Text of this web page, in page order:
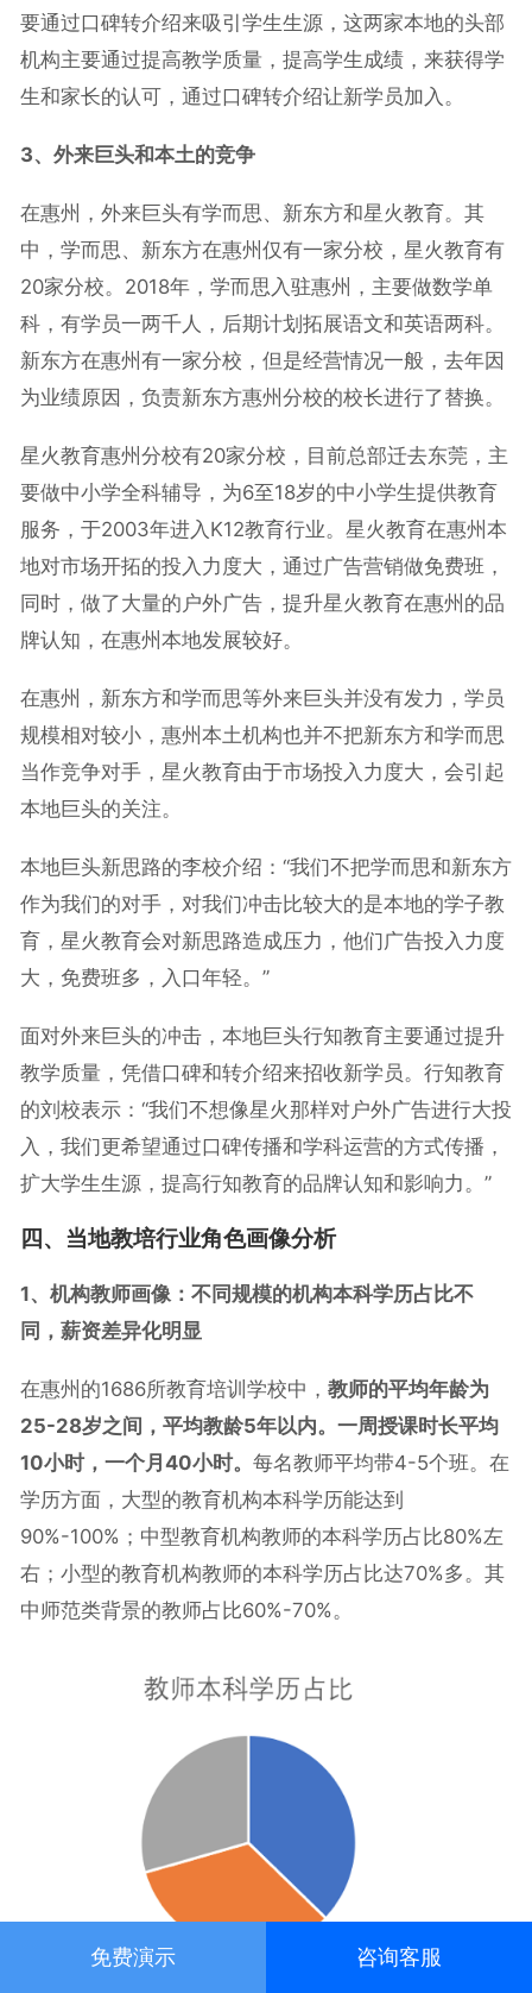
要通过口碑转介绍来吸引学生生源，这两家本地的头部
机构主要通过提高教学质量，提高学生成绩，来获得学
生和家长的认可，通过口碑转介绍让新学员加入。
3、外来巨头和本土的竞争
在惠州，外来巨头有学而思、新东方和星火教育。其
中，学而思、新东方在惠州仅有一家分校，星火教育有
20家分校。2018年，学而思入驻惠州，主要做数学单
科，有学员一两千人，后期计划拓展语文和英语两科。
新东方在惠州有一家分校，但是经营情况一般，去年因
为业绩原因，负责新东方惠州分校的校长进行了替换。
星火教育惠州分校有20家分校，目前总部迁去东莞，主
要做中小学全科辅导，为6至18岁的中小学生提供教育
服务，于2003年进入K12教育行业。星火教育在惠州本
地对市场开拓的投入力度大，通过广告营销做免费班，
同时，做了大量的户外广告，提升星火教育在惠州的品
牌认知，在惠州本地发展较好。
在惠州，新东方和学而思等外来巨头并没有发力，学员
规模相对较小，惠州本土机构也并不把新东方和学而思
当作竞争对手，星火教育由于市场投入力度大，会引起
本地巨头的关注。
本地巨头新思路的李校介绍：“我们不把学而思和新东方
作为我们的对手，对我们冲击比较大的是本地的学子教
育，星火教育会对新思路造成压力，他们广告投入力度
大，免费班多，入口年轻。”
面对外来巨头的冲击，本地巨头行知教育主要通过提升
教学质量，凭借口碑和转介绍来招收新学员。行知教育
的刘校表示：“我们不想像星火那样对户外广告进行大投
入，我们更希望通过口碑传播和学科运营的方式传播，
扩大学生生源，提高行知教育的品牌认知和影响力。”
四、当地教培行业角色画像分析
1、机构教师画像：不同规模的机构本科学历占比不
同，薪资差异化明显
在惠州的1686所教育培训学校中， 教师的平均年龄为
25-28岁之间，平均教龄5年以内。一周授课时长平均
10小时，一个月40小时。 每名教师平均带4-5个班。在
学历方面，大型的教育机构本科学历能达到
90%-100%；中型教育机构教师的本科学历占比80%左
右；小型的教育机构教师的本科学历占比达70%多。其
中师范类背景的教师占比60%-70%。
免费演示 咨询客服